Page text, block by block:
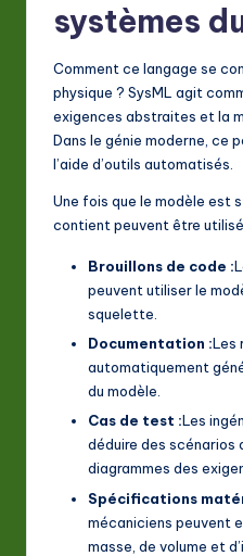
systèmes
Comment ce langage se
physique ? SysML agit
exigences abstraites et la
Dans le génie moderne, ce
l’aide d’outils automatisés.
Une fois que le modèle est
contient peuvent être
Brouillons de code :
peuvent utiliser le
squelette.
Documentation :Les
automatiquement
du modèle.
Cas de test :Les
déduire des
diagrammes des
Spécifications
mécaniciens peuvent
masse, de volume et